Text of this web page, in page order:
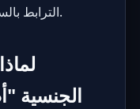
الترابط بالسيطرة على المرحلة التالية مباشرة.
الجنسية